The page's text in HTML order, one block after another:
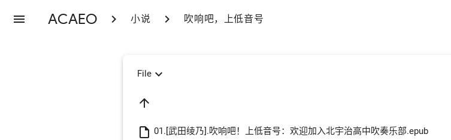
menu ACAEO chevron_right 小说 chevron_right 吹响吧，上低音号
File expand_more
arrow_upward
insert_drive_file 01.[武田绫乃].吹响吧！上低音号：欢迎加入北宇治高中吹奏乐部.epub